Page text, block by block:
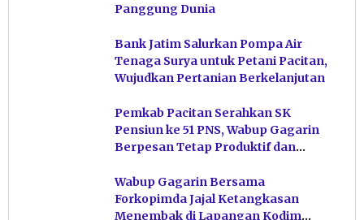
Panggung Dunia
Bank Jatim Salurkan Pompa Air
Tenaga Surya untuk Petani Pacitan,
Wujudkan Pertanian Berkelanjutan
Pemkab Pacitan Serahkan SK
Pensiun ke 51 PNS, Wabup Gagarin
Berpesan Tetap Produktif dan
Wabup Gagarin Bersama
Forkopimda Jajal Ketangkasan
Menembak di Lapangan Kodim